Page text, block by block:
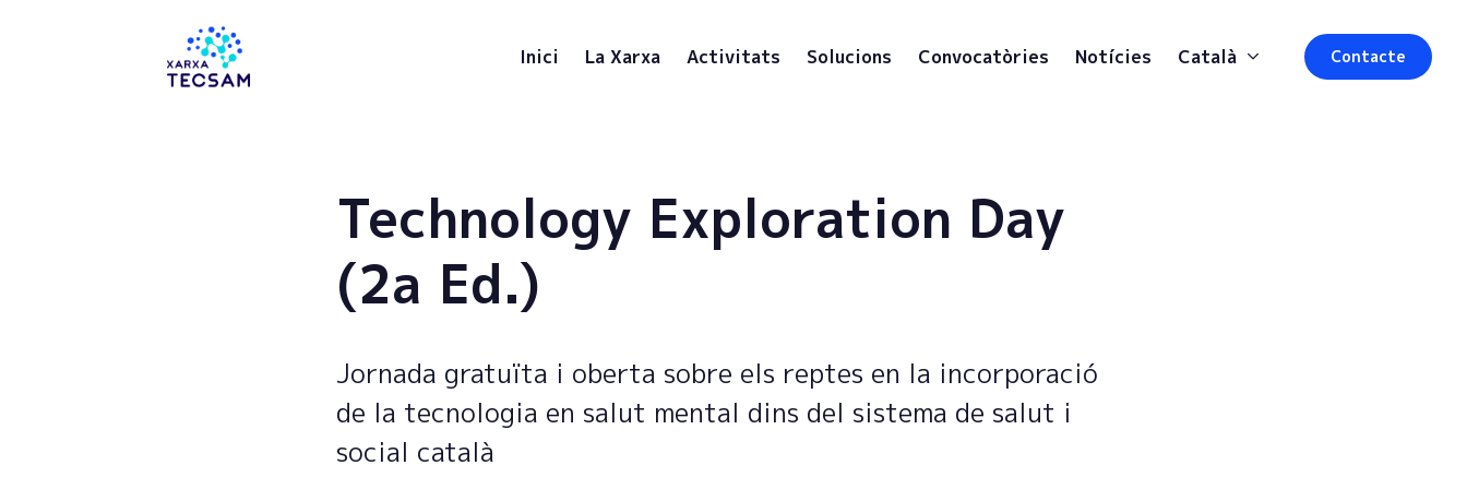
Inici La Xarxa Activitats Solucions Convocatòries Notícies Català Contacte
Technology Exploration Day
(2a Ed.)
Jornada gratuïta i oberta sobre els reptes en la incorporació
de la tecnologia en salut mental dins del sistema de salut i
social català